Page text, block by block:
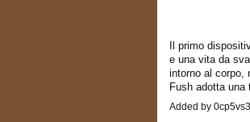
Il primo
e una vita da
intorno al corpo,
Fush adotta una
Added by